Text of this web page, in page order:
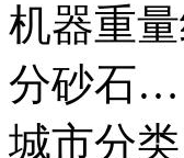
机器重
分砂石…
城市分类